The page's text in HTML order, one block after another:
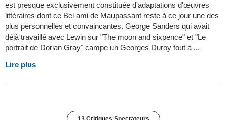
est presque exclusivement constituée d'adaptations d'œuvres
littéraires dont ce Bel ami de Maupassant reste à ce jour une des
plus personnelles et convaincantes. George Sanders qui avait
déjà travaillé avec Lewin sur "The moon and sixpence" et "Le
portrait de Dorian Gray" campe un Georges Duroy tout à ...
Lire plus